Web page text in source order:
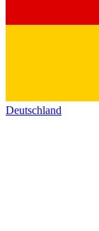
Deutschland